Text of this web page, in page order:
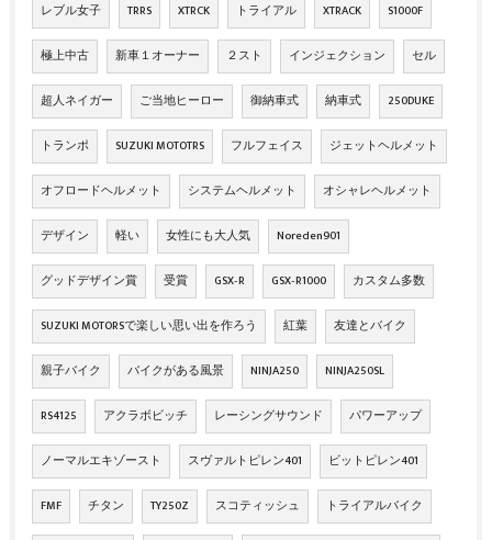
レブル女子 TRRS XTRCK トライアル XTRACK S1000F
極上中古 新車１オーナー ２スト インジェクション セル
超人ネイガー ご当地ヒーロー 御納車式 納車式 250DUKE
トランポ SUZUKI MOTOTRS フルフェイス ジェットヘルメット
オフロードヘルメット システムヘルメット オシャレヘルメット
デザイン 軽い 女性にも大人気 Noreden901
グッドデザイン賞 受賞 GSX‐R GSX‐R1000 カスタム多数
SUZUKI MOTORSで楽しい思い出を作ろう 紅葉 友達とバイク
親子バイク バイクがある風景 NINJA250 NINJA250SL
RS4125 アクラボビッチ レーシングサウンド パワーアップ
ノーマルエキゾースト スヴァルトピレン401 ビットピレン401
FMF チタン TY250Z スコティッシュ トライアルバイク